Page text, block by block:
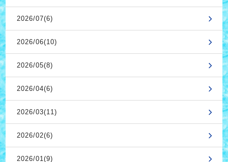
2026/07(6)
2026/06(10)
2026/05(8)
2026/04(6)
2026/03(11)
2026/02(6)
2026/01(9)